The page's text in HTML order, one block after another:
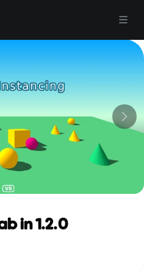
in 1.2.0